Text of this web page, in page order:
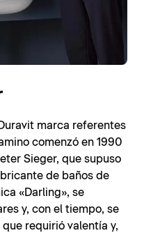
marca referentes
comenzó en 1990
Sieger, que supuso
de baños de
«Darling», se
y, con el tiempo, se
requirió valentía y,